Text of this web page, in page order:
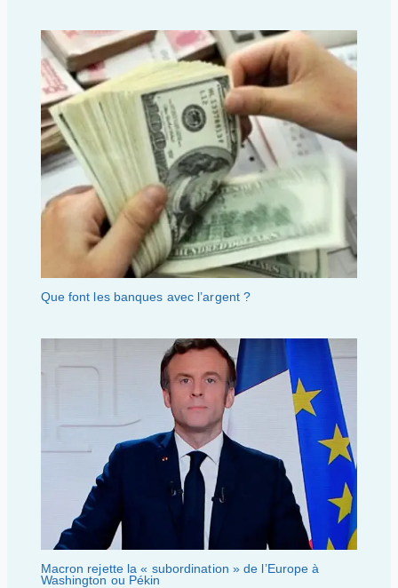
Que font les banques avec l’argent ?
Macron rejette la « subordination » de l’Europe à
Washington ou Pékin